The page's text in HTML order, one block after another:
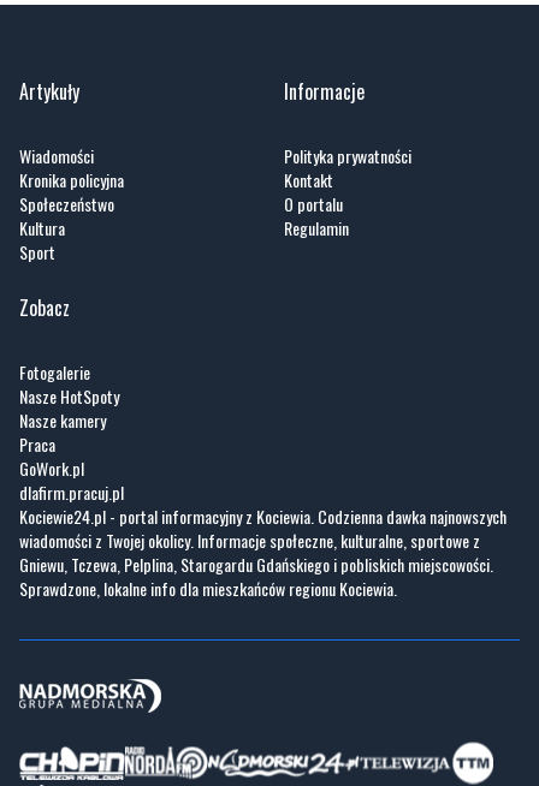
Artykuły
Wiadomości
Kronika policyjna
Społeczeństwo
Kultura
Sport
Informacje
Polityka prywatności
Kontakt
O portalu
Regulamin
Zobacz
Fotogalerie
Nasze HotSpoty
Nasze kamery
Praca
GoWork.pl
dlafirm.pracuj.pl
Kociewie24.pl - portal informacyjny z Kociewia. Codzienna dawka najnowszych
wiadomości z Twojej okolicy. Informacje społeczne, kulturalne, sportowe z
Gniewu, Tczewa, Pelplina, Starogardu Gdańskiego i pobliskich miejscowości.
Sprawdzone, lokalne info dla mieszkańców regionu Kociewia.